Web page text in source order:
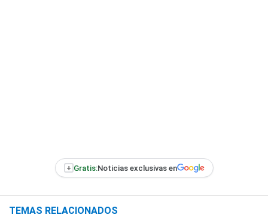
+ Gratis:Noticias exclusivas en
TEMAS RELACIONADOS